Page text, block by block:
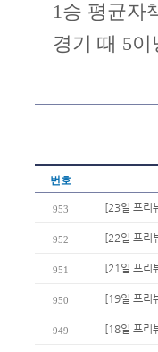
1승 평균자
경기 때 5
번호
953 [23일 프리
952 [22일 프리
951 [21일 프리
950 [19일 프리
949 [18일 프리